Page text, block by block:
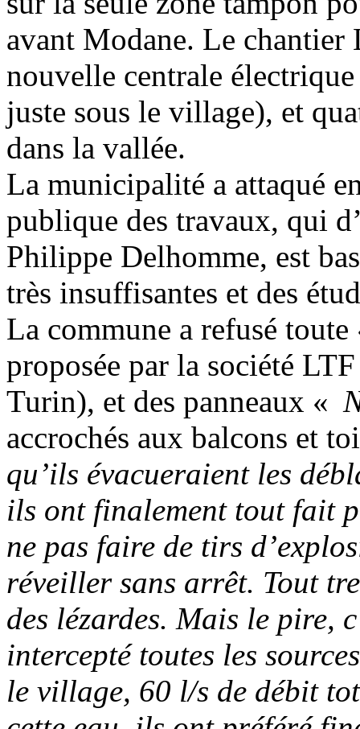
avant Modane. Le chantier
nouvelle centrale
juste sous le village), et
dans la vallée.
La municipalité a attaqué
publique des travaux, qui
Philippe Delhomme, est
très insuffisantes et des
La commune a refusé
proposée par la société
Turin), et des panneaux «
accrochés aux balcons et
qu’ils évacueraient les
ils ont finalement tout fait
ne pas faire de tirs
réveiller sans arrêt. Tout
des lézardes. Mais le pire,
intercepté toutes les
le village, 60 l/s de débit